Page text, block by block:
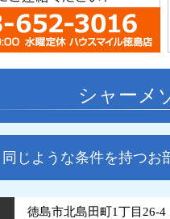
シャーメ
同じような条件を持つお
徳島市北島田町1丁目26-4